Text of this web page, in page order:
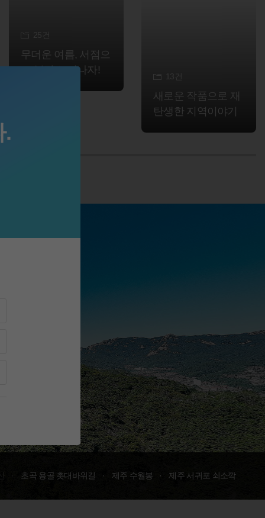
25
무더운 여름, 서점으
로 북캉스 떠나자!
13
새로운 작품으로 재
탄생한 지역이야기
초곡 용골 촛대바위길 제주 수월봉 제주 서귀포 쇠소깍
.